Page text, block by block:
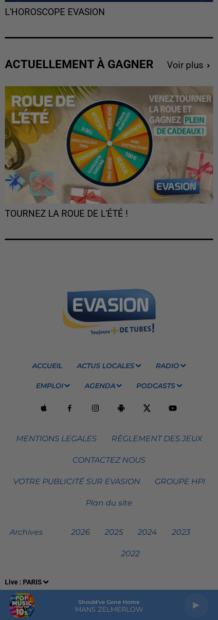
Live : PARIS
Should've Gone Home
MANS ZELMERLOW
L'HOROSCOPE EVASION
ACTUELLEMENT À GAGNER Voir plus
TOURNEZ LA ROUE DE L'ÉTÉ !
ACCUEIL ACTUS LOCALES RADIO
EMPLOI AGENDA PODCASTS
MENTIONS LEGALES RÈGLEMENT DES JEUX
CONTACTEZ NOUS
VOTRE PUBLICITÉ SUR EVASION GROUPE HPI
Plan du site
Archives 2026 2025 2024 2023
2022